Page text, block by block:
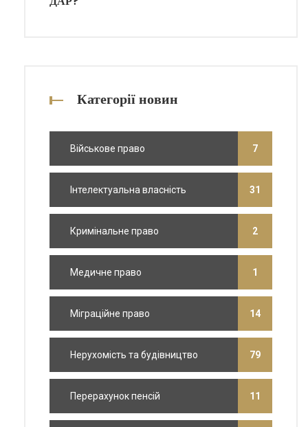
Категорії новин
Військове право 7
Інтелектуальна власність 31
Кримінальне право 2
Медичне право 1
Міграційне право 14
Нерухомість та будівництво 79
Перерахунок пенсій 11